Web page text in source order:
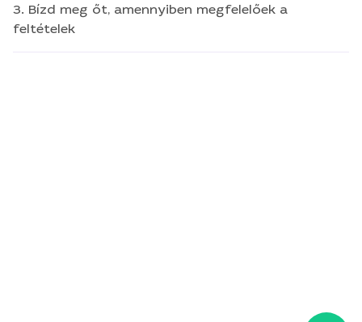
3. Bízd meg őt, amennyiben megfelelőek a
feltételek